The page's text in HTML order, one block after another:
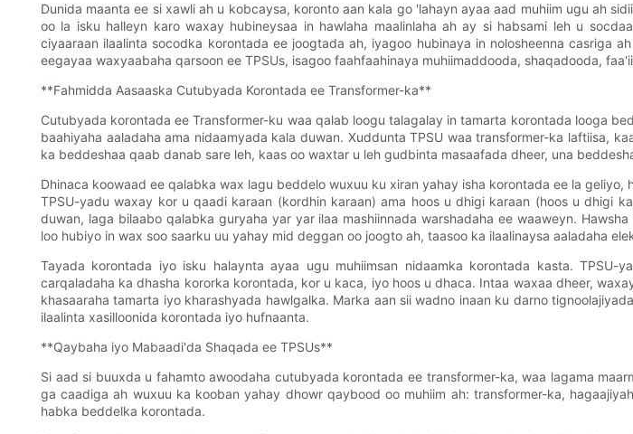
Dunida maanta ee si xawli ah u kobcaysa, koronto aan kala go 'lahayn ayaa aad muhiim ugu ah
oo la isku halleyn karo waxay hubineysaa in hawlaha maalinlaha ah ay si habsami leh u
ciyaaraan ilaalinta socodka korontada ee joogtada ah, iyagoo hubinaya in nolosheenna casriga
eegayaa waxyaabaha qarsoon ee TPSUs, isagoo faahfaahinaya muhiimaddooda, shaqadooda,
**Fahmidda Aasaaska Cutubyada Korontada ee Transformer-ka**
Cutubyada korontada ee Transformer-ku waa qalab loogu talagalay in tamarta korontada looga
baahiyaha aaladaha ama nidaamyada kala duwan. Xuddunta TPSU waa transformer-ka laftiisa,
ka beddeshaa qaab danab sare leh, kaas oo waxtar u leh gudbinta masaafada dheer, una
Dhinaca koowaad ee qalabka wax lagu beddelo wuxuu ku xiran yahay isha korontada ee la
TPSU-yadu waxay kor u qaadi karaan (kordhin karaan) ama hoos u dhigi karaan (hoos u dhigi
duwan, laga bilaabo qalabka guryaha yar yar ilaa mashiinnada warshadaha ee waaweyn.
loo hubiyo in wax soo saarku uu yahay mid deggan oo joogto ah, taasoo ka ilaalinaysa aaladaha
Tayada korontada iyo isku halaynta ayaa ugu muhiimsan nidaamka korontada kasta.
carqaladaha ka dhasha kororka korontada, kor u kaca, iyo hoos u dhaca. Intaa waxaa dheer,
khasaaraha tamarta iyo kharashyada hawlgalka. Marka aan sii wadno inaan ku darno
ilaalinta xasilloonida korontada iyo hufnaanta.
**Qaybaha iyo Mabaadi'da Shaqada ee TPSUs**
Si aad si buuxda u fahamto awoodaha cutubyada korontada ee transformer-ka, waa lagama
ga caadiga ah wuxuu ka kooban yahay dhowr qaybood oo muhiim ah: transformer-ka,
habka beddelka korontada.